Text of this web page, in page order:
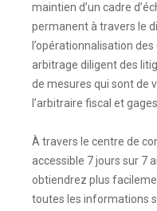
maintien d’un cadre
permanent à travers le
l’opérationnalisation
arbitrage diligent des
de mesures qui sont de
l’arbitraire fiscal et
À travers le centre de
accessible 7 jours sur 7
obtiendrez plus
toutes les informations